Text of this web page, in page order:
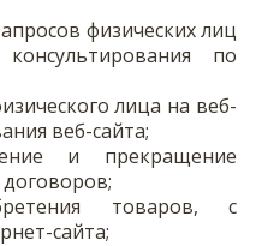
физических лиц
по
лица на веб-
веб-сайта;
и прекращение
товаров, с
сайта;